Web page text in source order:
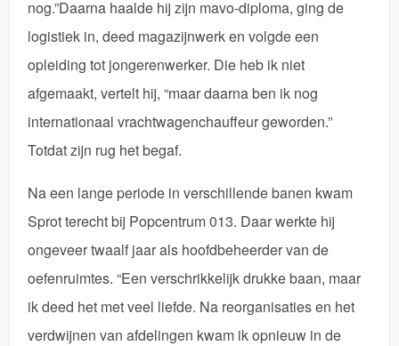
nog.”Daarna haalde hij zijn mavo-diploma, ging de
logistiek in, deed magazijnwerk en volgde een
opleiding tot jongerenwerker. Die heb ik niet
afgemaakt, vertelt hij, “maar daarna ben ik nog
internationaal vrachtwagenchauffeur geworden.”
Totdat zijn rug het begaf.
Na een lange periode in verschillende banen kwam
Sprot terecht bij Popcentrum 013. Daar werkte hij
ongeveer twaalf jaar als hoofdbeheerder van de
oefenruimtes. “Een verschrikkelijk drukke baan, maar
ik deed het met veel liefde. Na reorganisaties en het
verdwijnen van afdelingen kwam ik opnieuw in de